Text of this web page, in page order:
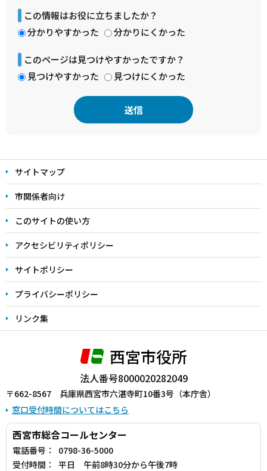
この情報はお役に立ちましたか？
分かりやすかった
分かりにくかった
このページは見つけやすかったですか？
見つけやすかった
見つけにくかった
文
こ
こ
ま
で
サイトマップ
市関係者向け
このサイトの使い方
アクセシビリティポリシー
サイトポリシー
プライバシーポリシー
リンク集
西宮市役所
法人番号8000020282049
〒662-8567 兵庫県西宮市六湛寺町10番3号（本庁舎）
窓口受付時間についてはこちら
西宮市総合コールセンター
電話番号：
0798-36-5000
受付時間：
平日 午前8時30分から午後7時